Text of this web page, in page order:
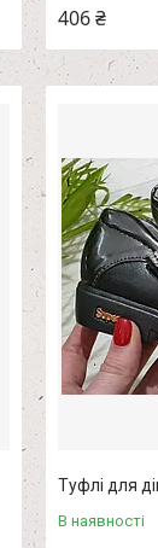
406 ₴
Туфлі для
В наявності